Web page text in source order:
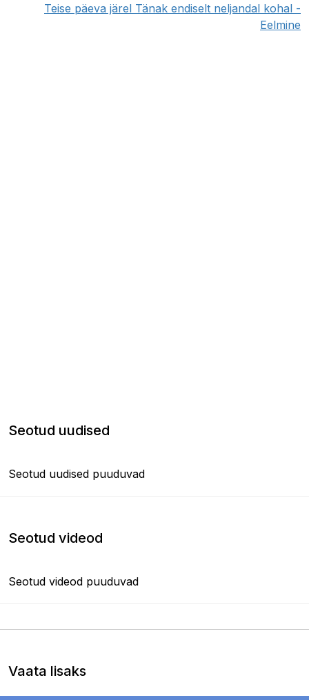
Teise päeva järel Tänak endiselt neljandal kohal -
Eelmine
Seotud uudised
Seotud uudised puuduvad
Seotud videod
Seotud videod puuduvad
Vaata lisaks